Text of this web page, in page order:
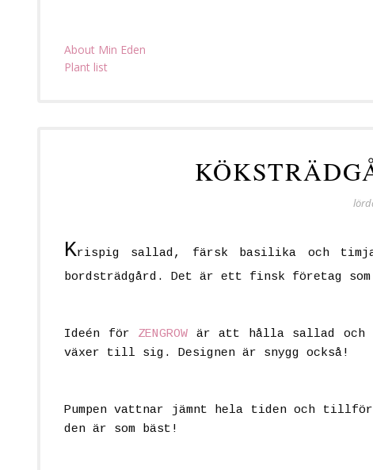
About Min Eden
Plant list
Krispig sallad, färsk basilika och
bordsträdgård. Det är ett finsk företag
Ideén för ZENGROW är att hålla sallad och
växer till sig. Designen är snygg också!
Pumpen vattnar jämnt hela tiden och
den är som bäst!